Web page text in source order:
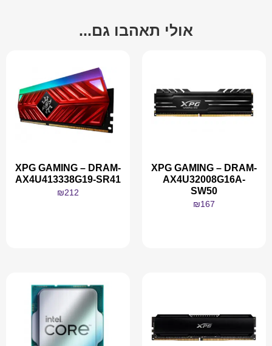
אולי תאהבו גם...
XPG GAMING – DRAM-
AX4U32008G16A-
SW50
₪167
XPG GAMING – DRAM-
AX4U413338G19-SR41
₪212